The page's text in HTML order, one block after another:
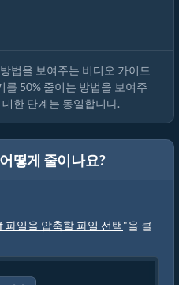
법 (간단한 가이드)
법을 보여주는 비디오 가이드
를 50% 줄이는 방법을 보여주
한 단계는 동일합니다.
떻게 줄이나요?
파일을 압축할 파일 선택"을 클